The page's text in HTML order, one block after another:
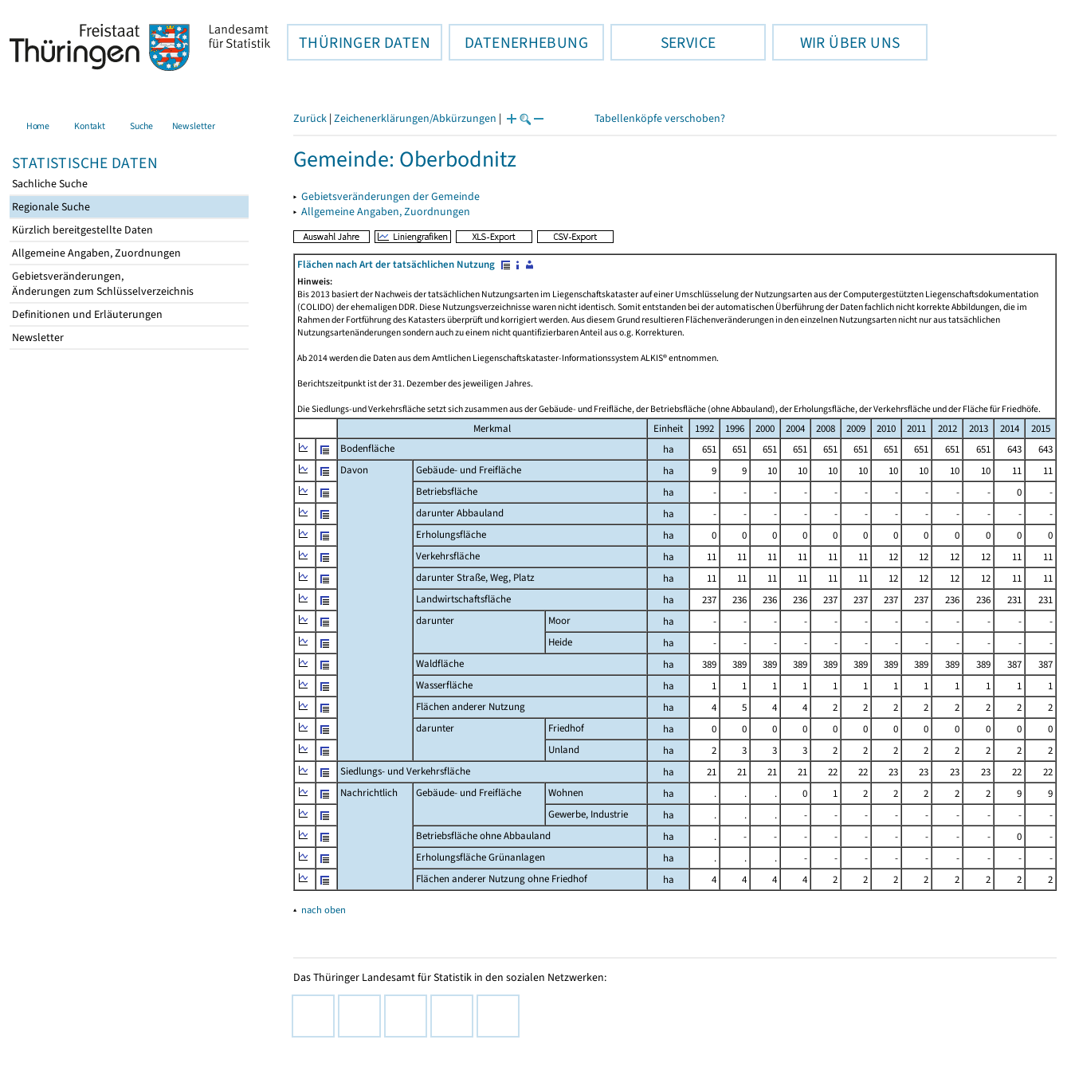
THÜRINGER DATEN DATENERHEBUNG SERVICE WIR ÜBER UNS
Home Kontakt Suche Newsletter
STATISTISCHE DATEN
Sachliche Suche
Regionale Suche
Kürzlich bereitgestellte Daten
Allgemeine Angaben, Zuordnungen
Gebietsveränderungen,
Änderungen zum Schlüsselverzeichnis
Definitionen und Erläuterungen
Newsletter
Zurück | Zeichenerklärungen/Abkürzungen | Tabellenköpfe verschoben?
Gemeinde: Oberbodnitz
▸ Gebietsveränderungen der Gemeinde
▸ Allgemeine Angaben, Zuordnungen
Flächen nach Art der tatsächlichen Nutzung
Hinweis:
Bis 2013 basiert der Nachweis der tatsächlichen Nutzungsarten im Liegenschaftskataster auf einer Umschlüsselung der Nutzungsarten aus der Computergestützten Liegenschaftsdokumentation
(COLIDO) der ehemaligen DDR. Diese Nutzungsverzeichnisse waren nicht identisch. Somit entstanden bei der automatischen Überführung der Daten fachlich nicht korrekte Abbildungen, die im
Rahmen der Fortführung des Katasters überprüft und korrigiert werden. Aus diesem Grund resultieren Flächenveränderungen in den einzelnen Nutzungsarten nicht nur aus tatsächlichen
Nutzungsartenänderungen sondern auch zu einem nicht quantifizierbaren Anteil aus o.g. Korrekturen.
Ab 2014 werden die Daten aus dem Amtlichen Liegenschaftskataster-Informationssystem ALKIS® entnommen.
Berichtszeitpunkt ist der 31. Dezember des jeweiligen Jahres.
Die Siedlungs-und Verkehrsfläche setzt sich zusammen aus der Gebäude- und Freifläche, der Betriebsfläche (ohne Abbauland), der Erholungsfläche, der Verkehrsfläche und der Fläche für Friedhöfe.
Merkmal Einheit 1992 1996 2000 2004 2008 2009 2010 2011 2012 2013 2014
2015
Bodenfläche
ha 651 651 651 651 651 651 651 651 651 651 643
643
Davon
Gebäude- und Freifläche ha 9 9 10 10 10 10 10 10 10 10 11
11
Betriebsfläche
ha - - - - - - - - - - 0
-
darunter Abbauland
ha - - - - - - - - - - -
-
Erholungsfläche
ha 0 0 0 0 0 0 0 0 0 0 0
0
Verkehrsfläche
ha 11 11 11 11 11 11 12 12 12 12 11
11
darunter Straße, Weg, Platz
ha 11 11 11 11 11 11 12 12 12 12 11
11
Landwirtschaftsfläche
ha 237 236 236 236 237 237 237 237 236 236 231
231
darunter
Moor ha - - - - - - - - - - -
-
Heide
ha - - - - - - - - - - -
-
Waldfläche
ha 389 389 389 389 389 389 389 389 389 389 387
387
Wasserfläche
ha 1 1 1 1 1 1 1 1 1 1 1
1
Flächen anderer Nutzung
ha 4 5 4 4 2 2 2 2 2 2 2
2
darunter
Friedhof ha 0 0 0 0 0 0 0 0 0 0 0
0
Unland
ha 2 3 3 3 2 2 2 2 2 2 2
2
Siedlungs- und Verkehrsfläche
ha 21 21 21 21 22 22 23 23 23 23 22
22
Nachrichtlich
Gebäude- und Freifläche Wohnen ha . . . 0 1 2 2 2 2 2 9
9
Gewerbe, Industrie
ha . . . - - - - - - - -
-
Betriebsfläche ohne Abbauland
ha . - - - - - - - - - 0
-
Erholungsfläche Grünanlagen
ha . . . - - - - - - - -
-
Flächen anderer Nutzung ohne Friedhof
ha 4 4 4 4 2 2 2 2 2 2 2 2
▴ nach oben
Das Thüringer Landesamt für Statistik in den sozialen Netzwerken: